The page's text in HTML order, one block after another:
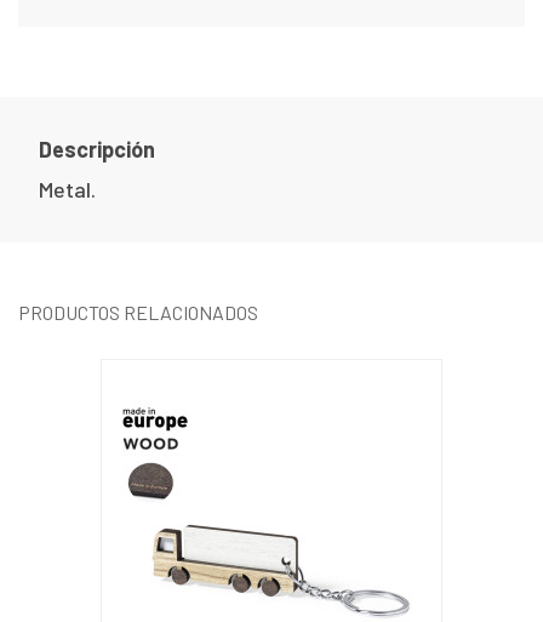
Descripción
Metal.
PRODUCTOS RELACIONADOS